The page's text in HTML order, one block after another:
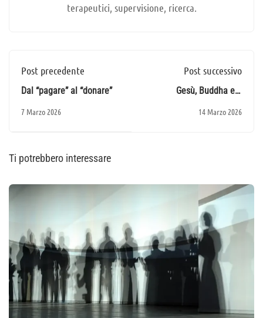
terapeutici, supervisione, ricerca.
Post precedente
Dal “pagare” al “donare”
7 Marzo 2026
Post successivo
Gesù, Buddha e il
14 Marzo 2026
Ti potrebbero interessare